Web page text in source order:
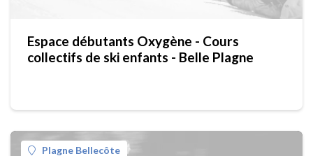
Espace débutants Oxygène - Cours
collectifs de ski enfants - Belle Plagne
Plagne Bellecôte